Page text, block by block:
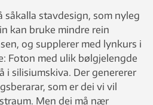
såkalla stavdesign, som nyleg
kan bruke mindre rein
og supplerer med lynkurs i
Foton med ulik bølgjelengde
i silisiumskiva. Der genererer
som er dei vi vil
Men dei må nær